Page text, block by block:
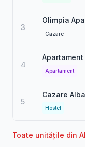
3
Olimpia
Cazare
4
Apartament
5
Cazare
Hostel
Toate unitățile din